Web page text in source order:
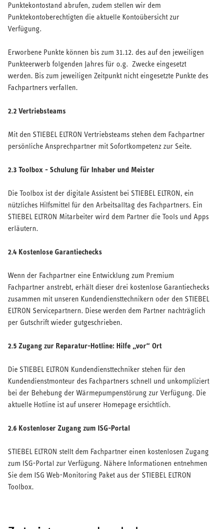
Punktekontostand abrufen, zudem stellen wir dem
Punktekontoberechtigten die aktuelle Kontoübersicht zur
Verfügung.
Erworbene Punkte können bis zum 31.12. des auf den jeweiligen
Punkteerwerb folgenden Jahres für o.g. Zwecke eingesetzt
werden. Bis zum jeweiligen Zeitpunkt nicht eingesetzte Punkte des
Fachpartners verfallen.
2.2 Vertriebsteams
Mit den STIEBEL ELTRON Vertriebsteams stehen dem Fachpartner
persönliche Ansprechpartner mit Sofortkompetenz zur Seite.
2.3 Toolbox - Schulung für Inhaber und Meister
Die Toolbox ist der digitale Assistent bei STIEBEL ELTRON, ein
nützliches Hilfsmittel für den Arbeitsalltag des Fachpartners. Ein
STIEBEL ELTRON Mitarbeiter wird dem Partner die Tools und Apps
erläutern.
2.4 Kostenlose Garantiechecks
Wenn der Fachpartner eine Entwicklung zum Premium
Fachpartner anstrebt, erhält dieser drei kostenlose Garantiechecks
zusammen mit unseren Kundendiensttechnikern oder den STIEBEL
ELTRON Servicepartnern. Diese werden dem Partner nachträglich
per Gutschrift wieder gutgeschrieben.
2.5 Zugang zur Reparatur-Hotline: Hilfe „vor“ Ort
Die STIEBEL ELTRON Kundendiensttechniker stehen für den
Kundendienstmonteur des Fachpartners schnell und unkompliziert
bei der Behebung der Wärmepumpenstörung zur Verfügung. Die
aktuelle Hotline ist auf unserer Homepage ersichtlich.
2.6 Kostenloser Zugang zum ISG-Portal
STIEBEL ELTRON stellt dem Fachpartner einen kostenlosen Zugang
zum ISG-Portal zur Verfügung. Nähere Informationen entnehmen
Sie dem ISG Web-Monitoring Paket aus der STIEBEL ELTRON
Toolbox.